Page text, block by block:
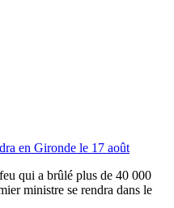
en Gironde le 17 août
qui a brûlé plus de 40 000
ministre se rendra dans le